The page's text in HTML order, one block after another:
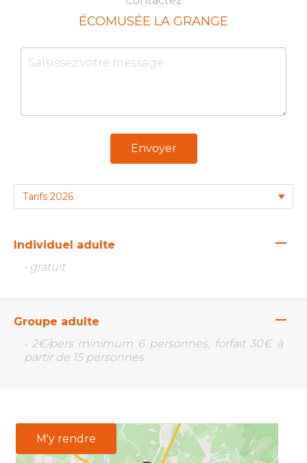
ÉCOMUSÉE LA GRANGE
Envoyer
Individuel adulte
—
• gratuit
Groupe adulte
—
• 2€/pers minimum 6 personnes, forfait 30€ à
partir de 15 personnes
M'y rendre